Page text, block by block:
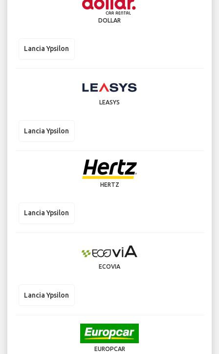
DOLLAR
Lancia Ypsilon
LEASYS
Lancia Ypsilon
HERTZ
Lancia Ypsilon
ECOVIA
Lancia Ypsilon
EUROPCAR